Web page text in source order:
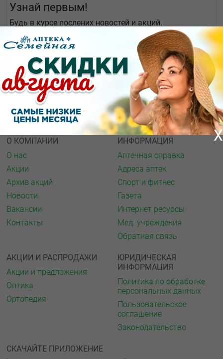
Узнай первым!
Будь в курсе послених новостей и акций.
X
О КОМПАНИИ
О нас
Акции
Архив акций
Новости
Вакансии
Контакты
ИНФОРМАЦИЯ
Аптечная справка
Адреса аптек
Спорт и фитнес
Газета
Интернет ресурсы
Мед. учреждения
Обратная связь
АКЦИИ И РАСПРОДАЖИ
Акции и предложения
Оптика
Ортопедия
ЮРИДИЧЕСКАЯ
ИНФОРМАЦИЯ
Политика по обработке
персональных данных
Пользовательское
соглашение
Законодательство
СКАЧАЙТЕ ПРИЛОЖЕНИЕ